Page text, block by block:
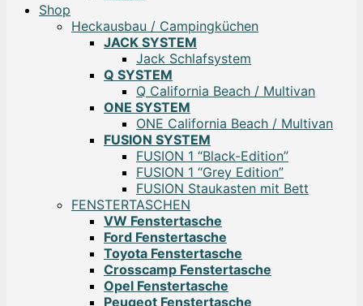
Shop
Heckausbau / Campingküchen
JACK SYSTEM
Jack Schlafsystem
Q SYSTEM
Q California Beach / Multivan
ONE SYSTEM
ONE California Beach / Multivan
FUSION SYSTEM
FUSION 1 “Black-Edition”
FUSION 1 “Grey Edition”
FUSION Staukasten mit Bett
FENSTERTASCHEN
VW Fenstertasche
Ford Fenstertasche
Toyota Fenstertasche
Crosscamp Fenstertasche
Opel Fenstertasche
Peugeot Fenstertasche